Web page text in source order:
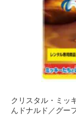
クリスタル・ミッ
んドナルド／グー